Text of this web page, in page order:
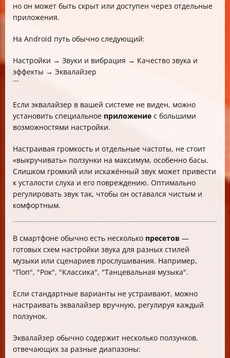
но он может быть скрыт или доступен через отдельные
приложения.
На Android путь обычно следующий:
Настройки → Звуки и вибрация → Качество звука и
эффекты → Эквалайзер
```
Если эквалайзер в вашей системе не виден, можно
установить специальное приложение с большими
возможностями настройки.
Настраивая громкость и отдельные частоты, не стоит
«выкручивать» ползунки на максимум, особенно басы.
Слишком громкий или искажённый звук может привести
к усталости слуха и его повреждению. Оптимально
регулировать звук так, чтобы он оставался чистым и
комфортным.
В смартфоне обычно есть несколько пресетов —
готовых схем настройки звука для разных стилей
музыки или сценариев прослушивания. Например,
"Поп", "Рок", "Классика", "Танцевальная музыка".
Если стандартные варианты не устраивают, можно
настраивать эквалайзер вручную, регулируя каждый
ползунок.
Эквалайзер обычно содержит несколько ползунков,
отвечающих за разные диапазоны: